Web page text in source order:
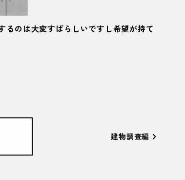
るのは大変すばらしいですし希望が持て
建物調査編